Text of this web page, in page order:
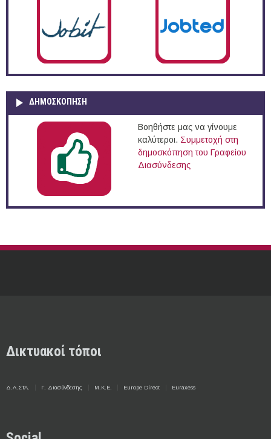
ΔΗΜΟΣΚΌΠΗΣΗ
Βοηθήστε μας να γίνουμε
καλύτεροι. Συμμετοχή στη
δημοσκόπηση του Γραφείου
Διασύνδεσης
Δικτυακοί τόποι
Δ.Α.ΣΤΑ. Γ. Διασύνδεσης Μ.Κ.Ε. Europe Direct Euraxess